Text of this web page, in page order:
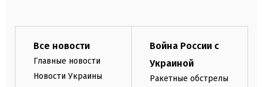
Все новости
Главные новости
Новости Украины
Война России с
Украиной
Ракетные обстрелы